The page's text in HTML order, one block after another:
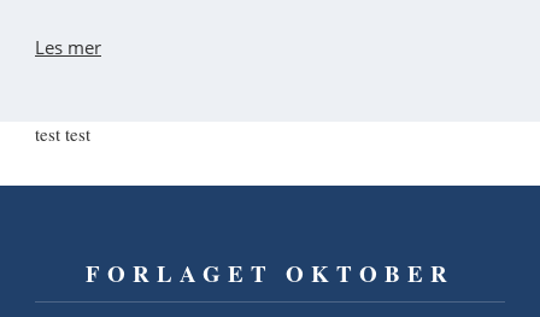
Les mer
test test
FORLAGET OKTOBER